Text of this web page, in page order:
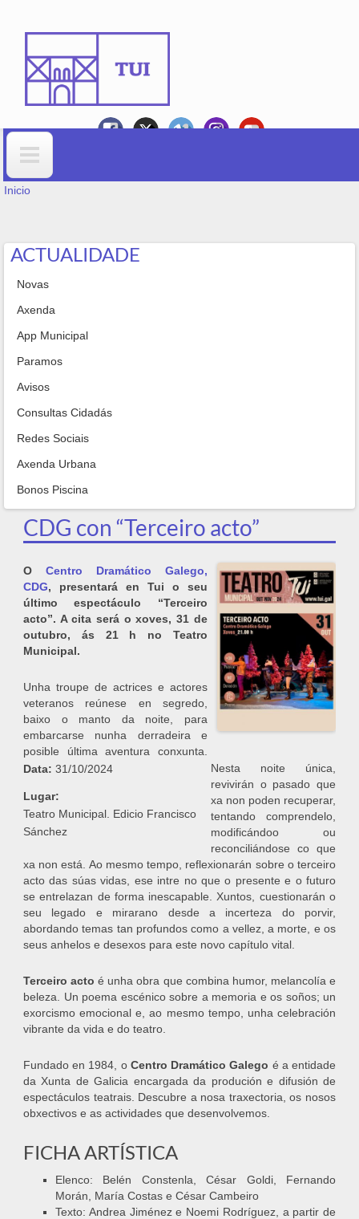
Formulario de busca
VOSTEDE ESTÁ AQUÍ
Inicio
ACTUALIDADE
Novas
Axenda
App Municipal
Paramos
Avisos
Consultas Cidadás
Redes Sociais
Axenda Urbana
Bonos Piscina
CDG con “Terceiro acto”
Data: 31/10/2024
Lugar:
Teatro Municipal. Edicio Francisco
Sánchez
O Centro Dramático Galego,
CDG, presentará en Tui o seu
último espectáculo “Terceiro
acto”. A cita será o xoves, 31 de
outubro, ás 21 h no Teatro
Municipal.
Unha troupe de actrices e actores
veteranos reúnese en segredo,
baixo o manto da noite, para
embarcarse nunha derradeira e
posible última aventura conxunta.
Nesta noite única,
revivirán o pasado que
xa non poden recuperar,
tentando comprendelo,
modificándoo ou
reconciliándose co que
xa non está. Ao mesmo tempo, reflexionarán sobre o terceiro
acto das súas vidas, ese intre no que o presente e o futuro
se entrelazan de forma inescapable. Xuntos, cuestionarán o
seu legado e mirarano desde a incerteza do porvir,
abordando temas tan profundos como a vellez, a morte, e os
seus anhelos e desexos para este novo capítulo vital.
Terceiro acto é unha obra que combina humor, melancolía e
beleza. Un poema escénico sobre a memoria e os soños; un
exorcismo emocional e, ao mesmo tempo, unha celebración
vibrante da vida e do teatro.
Fundado en 1984, o Centro Dramático Galego é a entidade
da Xunta de Galicia encargada da produción e difusión de
espectáculos teatrais. Descubre a nosa traxectoria, os nosos
obxectivos e as actividades que desenvolvemos.
FICHA ARTÍSTICA
Elenco: Belén Constenla, César Goldi, Fernando
Morán, María Costas e César Cambeiro
Texto: Andrea Jiménez e Noemi Rodríguez, a partir de